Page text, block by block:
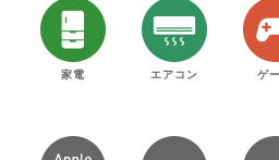
家電 エアコン ゲ